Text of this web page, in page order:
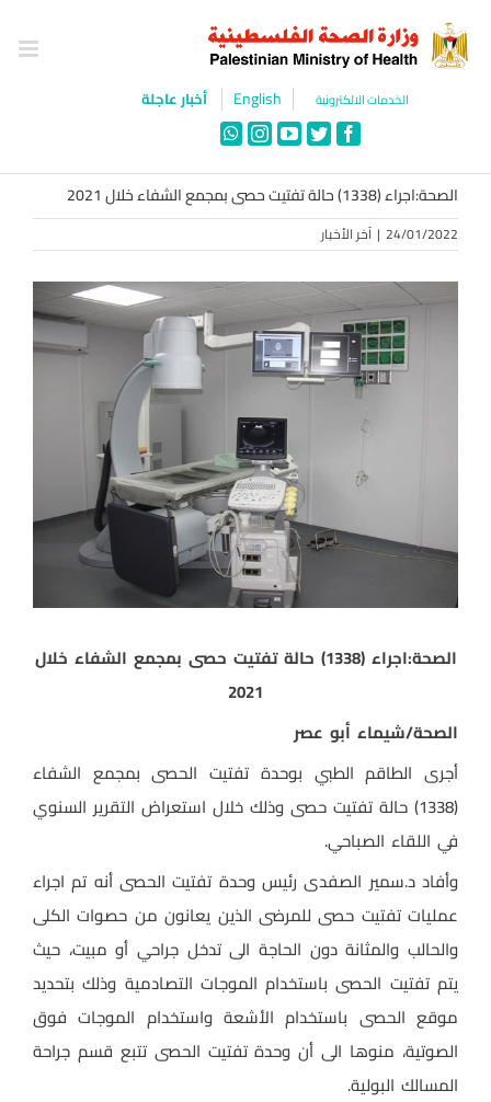
content
الخدمات الالكترونية English أخبار عاجلة
Facebook
Twitter
YouTube
Instagram
WhatsApp
الصحة:اجراء (1338) حالة تفتيت حصى بمجمع الشفاء خلال 2021
24/01/2022
| آخر الأخبار
الصحة:اجراء (1338) حالة تفتيت حصى بمجمع الشفاء خلال
2021
الصحة/شيماء أبو عصر
أجرى الطاقم الطبي بوحدة تفتيت الحصى بمجمع الشفاء
(1338) حالة تفتيت حصى وذلك خلال استعراض التقرير السنوي
في اللقاء الصباحي.
وأفاد د.سمير الصفدى رئيس وحدة تفتيت الحصى أنه تم اجراء
عمليات تفتيت حصى للمرضى الذين يعانون من حصوات الكلى
والحالب والمثانة دون الحاجة الى تدخل جراحي أو مبيت، حيث
يتم تفتيت الحصى باستخدام الموجات التصادمية وذلك بتحديد
موقع الحصى باستخدام الأشعة واستخدام الموجات فوق
الصوتية، منوها الى أن وحدة تفتيت الحصى تتبع قسم جراحة
المسالك البولية.